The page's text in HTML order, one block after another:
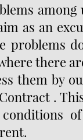
among
as an
problems
there
them by
.